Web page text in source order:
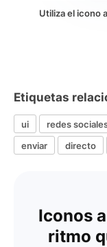
Utiliza el icono
Etiquetas
ui redes
enviar
directo
Iconos
ritmo